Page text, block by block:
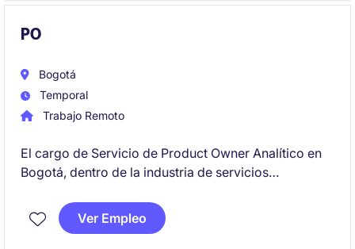
PO
Bogotá
Temporal
Trabajo Remoto
El cargo de Servicio de Product Owner Analítico en
Bogotá, dentro de la industria de servicios
productos tecnológicos con un enfoque analítico.
Este rol temporal busca garantizar el cumplimiento
Ver Empleo